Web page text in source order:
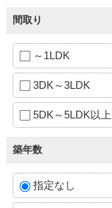
間取り
～1LDK
3DK～3LDK
5DK～5LDK以上
築年数
指定なし